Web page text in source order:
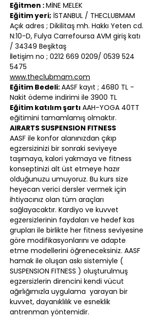
Eğitmen : MİNE MELEK
Eğitim yeri; İSTANBUL / THECLUBMAM
Açık adres ; Dikilitaş mh. Hakkı Yeten cd.
N:10-D, Fulya Carrefoursa AVM giriş katı
/ 34349 Beşiktaş
İletişim no ; 0212 669 0209/ 0539 524
5475
www.theclubmam.com
Eğitim Bedeli: AASF kayıt ; 4680 TL -
Nakit ödeme indirimi ile 3900 TL
Eğitim katılım şartı AAH-YOGA 40TT
eğitimini tamamlamış olmaktır.
AIRARTS SUSPENSION FITNESS
AASF ile konfor alanınızdan çıkıp
egzersizinizi bir sonraki seviyeye
taşımaya, kalori yakmaya ve fitness
konseptinizi alt üst etmeye hazır
olduğunuzu umuyoruz. Bu kurs size
heyecan verici dersler vermek için
ihtiyacınız olan tüm araçları
sağlayacaktır. Kardiyo ve kuvvet
egzersizlerinin faydaları ve hedef kas
grupları ile birlikte her fitness seviyesine
göre modifikasyonlarını ve adapte
etme modellerini öğreneceksiniz. AASF
hamak ile oluşan askı sistemiyle (
SUSPENSION FITNESS ) oluşturulmuş
egzersizlerin direncini kendi vücut
ağırlığımızla uygulama  yarayan bir
kuvvet, dayanıklılık ve esneklik
antrenman yöntemidir.